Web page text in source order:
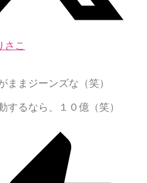
さこ
ままジーンズな（笑）
するなら、１０億（笑）